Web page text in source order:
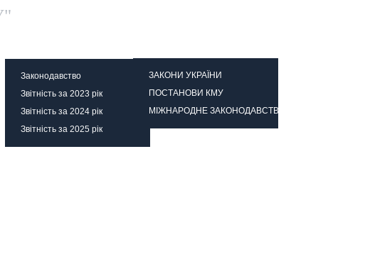
Законодавство
ЗАКОНИ УКРАЇНИ
ПОСТАНОВИ КМУ
МІЖНАРОДНЕ ЗАКОНОДАВСТВО
Звітність за 2023 рік
Звітність за 2024 рік
Звітність за 2025 рік